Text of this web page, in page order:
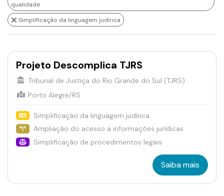
qualidade
Simplificação da linguagem judírica
Projeto Descomplica TJRS
Tribunal de Justiça do Rio Grande do Sul (TJRS)
Porto Alegre/RS
Simplificação da linguagem judírica
Ampliação do acesso a informações jurídicas
Simplificação de procedimentos legais
Saiba mais